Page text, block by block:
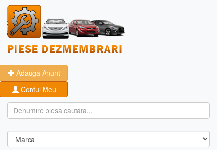
Adauga Anunt
Contul Meu